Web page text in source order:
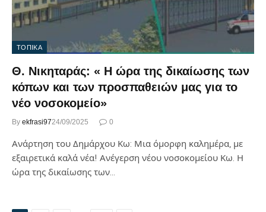
ΤΟΠΙΚΑ
Θ. Νικηταράς: « Η ώρα της δικαίωσης των
κόπων και των προσπαθειών μας για το
νέο νοσοκομείο»
By ekfrasi9724/09/2025 0
Ανάρτηση του Δημάρχου Κω: Μια όμορφη καλημέρα, με
εξαιρετικά καλά νέα! Ανέγερση νέου νοσοκομείου Κω. Η
ώρα της δικαίωσης των…